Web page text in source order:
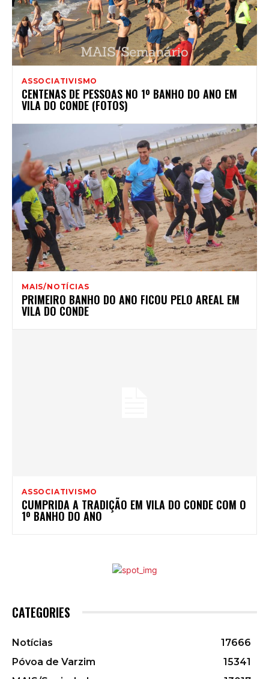
ASSOCIATIVISMO
CENTENAS DE PESSOAS NO 1º BANHO DO ANO EM
VILA DO CONDE (FOTOS)
MAIS/NOTÍCIAS
PRIMEIRO BANHO DO ANO FICOU PELO AREAL EM
VILA DO CONDE
ASSOCIATIVISMO
CUMPRIDA A TRADIÇÃO EM VILA DO CONDE COM O
1º BANHO DO ANO
CATEGORIES
Notícias
17666
Póvoa de Varzim
15341